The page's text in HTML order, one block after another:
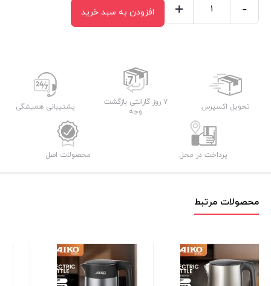
AK421EK
-
+ افزودن به سبد خرید
تحویل اکسپرس
۷ روز گارانتی بازگشت
وجه
پشتیبانی همیشگی
پرداخت در محل محصولات اصل
محصولات مرتبط